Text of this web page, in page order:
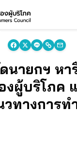
นายกฯ หา
งผู้บริโภค
วทางการท